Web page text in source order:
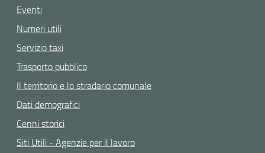
Eventi
Numeri utili
Servizio taxi
Trasporto pubblico
Il territorio e lo stradario comunale
Dati demografici
Cenni storici
Siti Utili - Agenzie per il lavoro